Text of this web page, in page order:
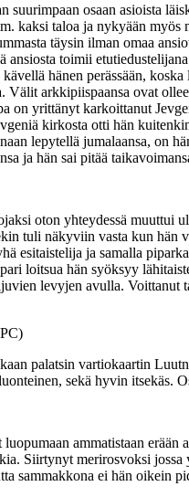
osaan asioista
kaksi taloa ja nykyään
täysin ilman omaa
ansiosta toimii
hänen perässään,
Välit arkkipiispaansa ovat
on yrittänyt karkoittanut
kirkosta otti hän
lepytellä jumalaansa, on
ja hän sai pitää
oton yhteydessä muuttui
tuli näkyviin vasta kun
esitaistelija ja samalla
loitsua hän syöksyy
levyjen avulla. Voittanut
palatsin vartiokaartin
sekä hyvin itsekäs.
ammatistaan
Siirtynyt merirosvoksi
sammakkona ei hän oikein